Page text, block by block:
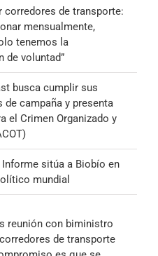
corredores de transporte:
mensualmente,
tenemos la
de voluntad”
busca cumplir sus
campaña y presenta
el Crimen Organizado y
sitúa a Biobío en
mundial
reunión con biministro
de transporte